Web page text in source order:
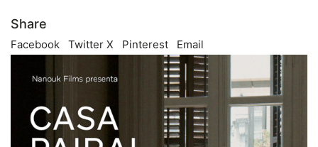
Share
Facebook Twitter X Pinterest Email